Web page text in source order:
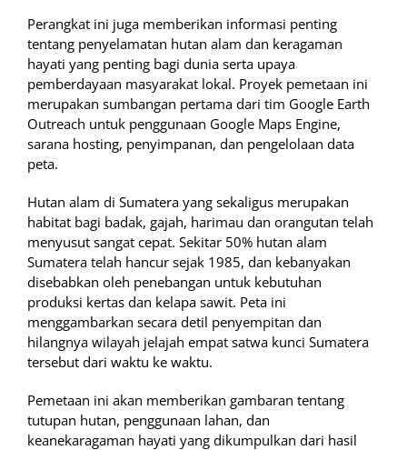
Perangkat ini juga memberikan informasi penting
tentang penyelamatan hutan alam dan keragaman
hayati yang penting bagi dunia serta upaya
pemberdayaan masyarakat lokal. Proyek pemetaan ini
merupakan sumbangan pertama dari tim Google Earth
Outreach untuk penggunaan Google Maps Engine,
sarana hosting, penyimpanan, dan pengelolaan data
peta.
Hutan alam di Sumatera yang sekaligus merupakan
habitat bagi badak, gajah, harimau dan orangutan telah
menyusut sangat cepat. Sekitar 50% hutan alam
Sumatera telah hancur sejak 1985, dan kebanyakan
disebabkan oleh penebangan untuk kebutuhan
produksi kertas dan kelapa sawit. Peta ini
menggambarkan secara detil penyempitan dan
hilangnya wilayah jelajah empat satwa kunci Sumatera
tersebut dari waktu ke waktu.
Pemetaan ini akan memberikan gambaran tentang
tutupan hutan, penggunaan lahan, dan
keanekaragaman hayati yang dikumpulkan dari hasil